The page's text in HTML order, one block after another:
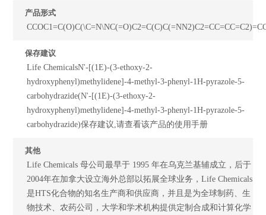
产品形式
保存建议
Life ChemicalsN'-[(1E)-(3-ethoxy-2-
hydroxyphenyl)methylidene]-4-methyl-3-phenyl-1H-pyrazole-5-
carbohydrazide(N'-[(1E)-(3-ethoxy-2-
hydroxyphenyl)methylidene]-4-methyl-3-phenyl-1H-pyrazole-5-
carbohydrazide)保存建议,请查看该产品的使用手册
其他
Life Chemicals 母公司最早于 1995 年在乌克兰基辅成立，后于
2004年在加拿大设立海外总部以拓展全球业务，Life Chemicals
是HTS化合物的知名生产商和供应商，并且是为全球制药、生
物技术、农药公司，大学和学术机构提供定制合成和计算化学